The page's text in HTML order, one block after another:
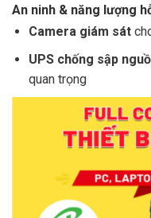
An ninh & năng lượng
Camera giám sát
UPS chống sập
quan trọng